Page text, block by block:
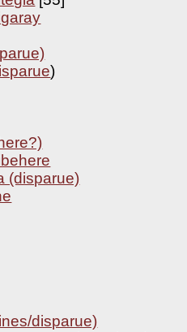
)
(disparue)
disparue)